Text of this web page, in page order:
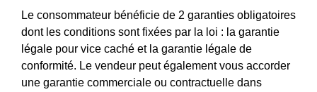
Le consommateur bénéficie de 2 garanties obligatoires
dont les conditions sont fixées par la loi : la garantie
légale pour vice caché et la garantie légale de
conformité. Le vendeur peut également vous accorder
une garantie commerciale ou contractuelle dans